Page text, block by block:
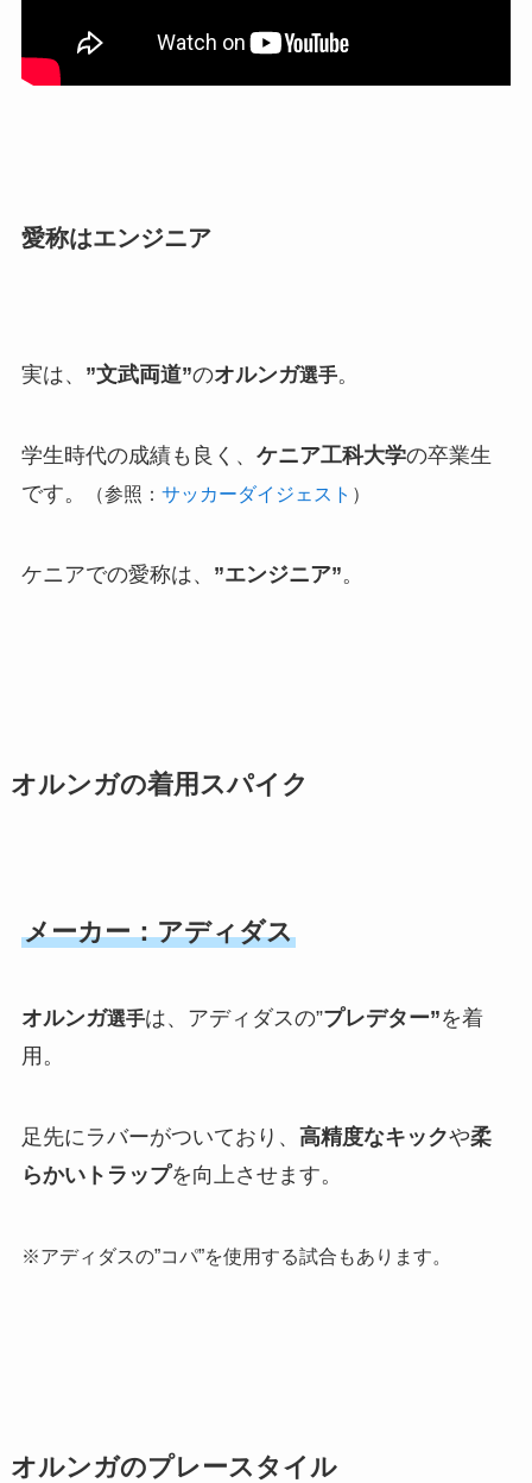
愛称はエンジニア
実は、 ”文武両道”のオルンガ選手。
学生時代の成績も良く、 ケニア工科大学の卒業生
です。
（参照： サッカーダイジェスト ）
ケニアでの愛称は、 ”エンジニア”。
オルンガの着用スパイク
メーカー：アディダス
オルンガ選手は、アディダスの”プレデター”を着
用。
足先にラバーがついており、 高精度なキックや柔
らかいトラップを向上させます。
※アディダスの”コパ”を使用する試合もあります。
オルンガのプレースタイル